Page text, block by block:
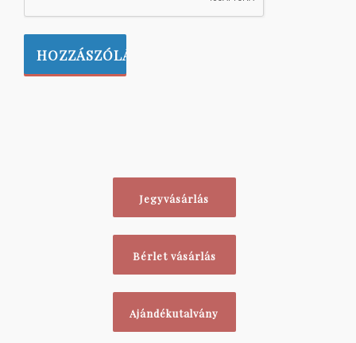
Jegyvásárlás
Bérlet vásárlás
Ajándékutalvány